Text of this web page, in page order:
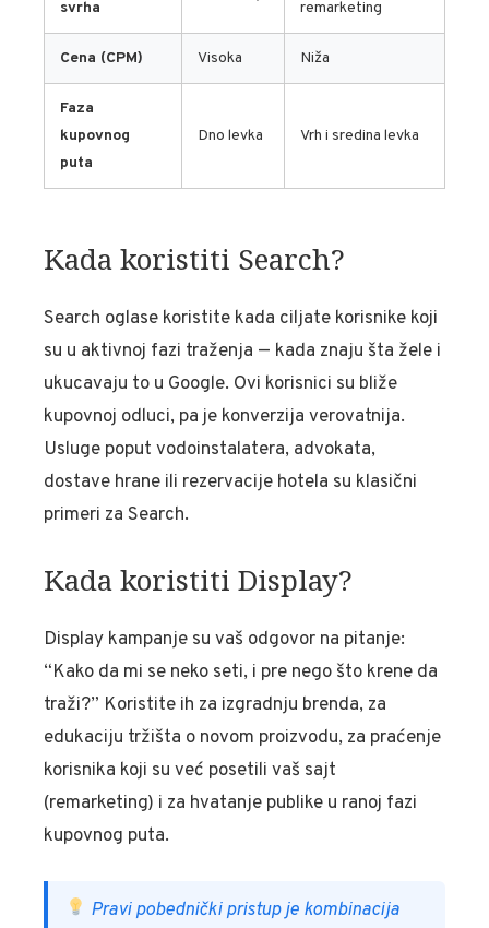
svrha remarketing
Cena (CPM) Visoka Niža
Faza
kupovnog
puta
Dno levka Vrh i sredina levka
Kada koristiti Search?
Search oglase koristite kada ciljate korisnike koji
su u aktivnoj fazi traženja — kada znaju šta žele i
ukucavaju to u Google. Ovi korisnici su bliže
kupovnoj odluci, pa je konverzija verovatnija.
Usluge poput vodoinstalatera, advokata,
dostave hrane ili rezervacije hotela su klasični
primeri za Search.
Kada koristiti Display?
Display kampanje su vaš odgovor na pitanje:
“Kako da mi se neko seti, i pre nego što krene da
traži?” Koristite ih za izgradnju brenda, za
edukaciju tržišta o novom proizvodu, za praćenje
korisnika koji su već posetili vaš sajt
(remarketing) i za hvatanje publike u ranoj fazi
kupovnog puta.
Pravi pobednički pristup je kombinacija